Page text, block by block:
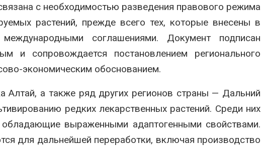
с необходимостью разведения правового режима
растений, прежде всего тех, которые внесены в
соглашениями. Документ подписан
и сопровождается постановлением регионального
экономическим обоснованием.
Алтай, а также ряд других регионов страны — Дальний
редких лекарственных растений. Среди них
выраженными адаптогенными свойствами.
для дальнейшей переработки, включая производство